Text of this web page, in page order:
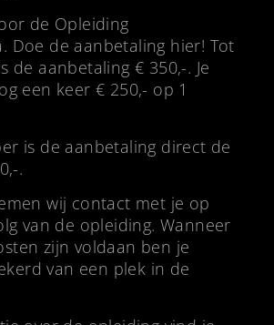
de Opleiding
Doe de aanbetaling hier! Tot
de aanbetaling € 350,-. Je
een keer € 250,- op 1
is de aanbetaling direct de
.
wij contact met je op
van de opleiding. Wanneer
zijn voldaan ben je
van een plek in de